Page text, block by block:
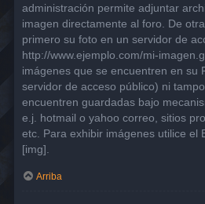
administración permite adjuntar
imagen directamente al foro. De
primero su foto en un servidor de
http://www.ejemplo.com/mi-
imágenes que se encuentren en su
servidor de acceso público) ni
encuentren guardadas bajo
e.j. hotmail o yahoo correo, sitios
etc. Para exhibir imágenes utilice el
[img].
Arriba